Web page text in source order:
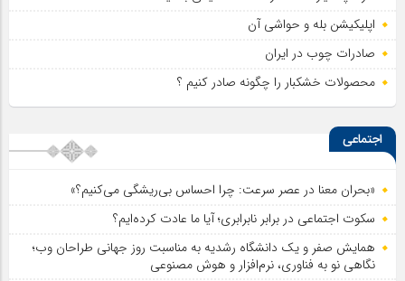
اپلیکیشن بله و حواشی آن
صادرات چوب در ایران
محصولات خشکبار را چگونه صادر کنیم ؟
اجتماعی
«بحران معنا در عصر سرعت: چرا احساس بی‌ریشگی می‌کنیم؟»
سکوت اجتماعی در برابر نابرابری؛ آیا ما عادت کرده‌ایم؟
همایش صفر و یک دانشگاه رشدیه به مناسبت روز جهانی طراحان وب؛
نگاهی نو به فناوری، نرم‌افزار و هوش مصنوعی